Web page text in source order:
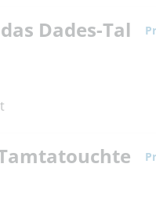
Dades-Tal